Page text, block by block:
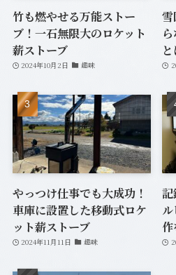
(2)
竹も燃やせる万能ストー
ブ！一石無限大のロケット
薪ストーブ
2024年10月2日 趣味
やっつけ仕事でも大成功！
車庫に設置した移動式ロケ
ット薪ストーブ
2024年11月11日 趣味